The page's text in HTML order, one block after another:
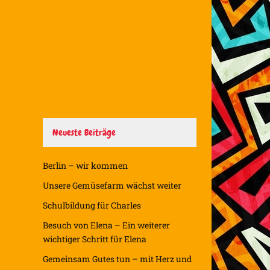
Neueste Beiträge
Berlin – wir kommen
Unsere Gemüsefarm wächst weiter
Schulbildung für Charles
Besuch von Elena – Ein weiterer
wichtiger Schritt für Elena
Gemeinsam Gutes tun – mit Herz und